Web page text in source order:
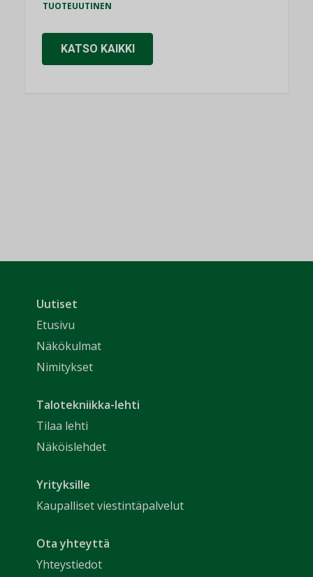
TUOTEUUTINEN
KATSO KAIKKI
Uutiset
Etusivu
Näkökulmat
Nimitykset
Talotekniikka-lehti
Tilaa lehti
Näköislehdet
Yrityksille
Kaupalliset viestintäpalvelut
Ota yhteyttä
Yhteystiedot